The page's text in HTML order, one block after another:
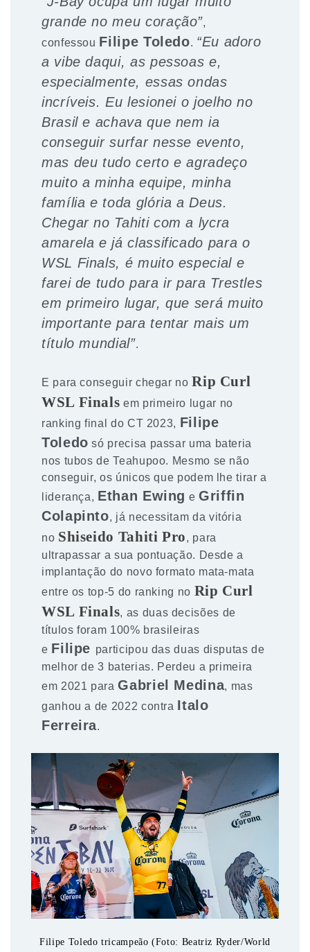
grande no meu coração”,
confessou Filipe Toledo. “Eu adoro
a vibe daqui, as pessoas e,
especialmente, essas ondas
incríveis. Eu lesionei o joelho no
Brasil e achava que nem ia
conseguir surfar nesse evento,
mas deu tudo certo e agradeço
muito a minha equipe, minha
família e toda glória a Deus.
Chegar no Tahiti com a lycra
amarela e já classificado para o
WSL Finals, é muito especial e
farei de tudo para ir para Trestles
em primeiro lugar, que será muito
importante para tentar mais um
título mundial”.
E para conseguir chegar no Rip Curl
WSL Finals em primeiro lugar no
ranking final do CT 2023, Filipe
Toledo só precisa passar uma bateria
nos tubos de Teahupoo. Mesmo se não
conseguir, os únicos que podem lhe tirar a
liderança, Ethan Ewing eGriffin
Colapinto, já necessitam da vitória
no Shiseido Tahiti Pro, para
ultrapassar a sua pontuação. Desde a
implantação do novo formato mata-mata
entre os top-5 do ranking no Rip Curl
WSL Finals, as duas decisões de
títulos foram 100% brasileiras
e Filipe participou das duas disputas de
melhor de 3 baterias. Perdeu a primeira
em 2021 paraGabriel Medina, mas
ganhou a de 2022 contra Italo
Ferreira.
Filipe Toledo tricampeão (Foto: Beatriz Ryder/World